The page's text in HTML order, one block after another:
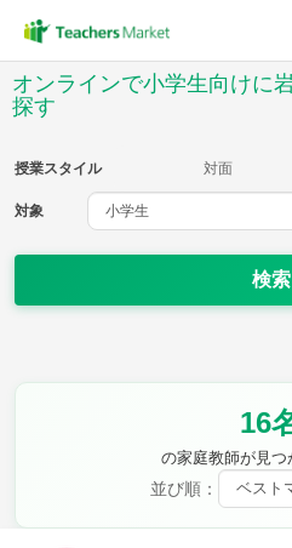
オンラインで小学生向けに
探す
授業スタイル 対面
対象
検索
16
の家庭教師が見つ
並び順：
対象
時給：¥1,000 ～ ¥10,000